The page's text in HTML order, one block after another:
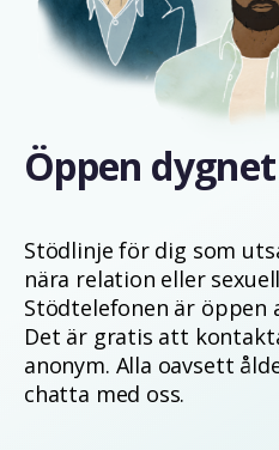
Öppen
Stödlinje för dig som
nära relation eller
Stödtelefonen är öppen
Det är gratis att
anonym. Alla oavsett
chatta med oss.